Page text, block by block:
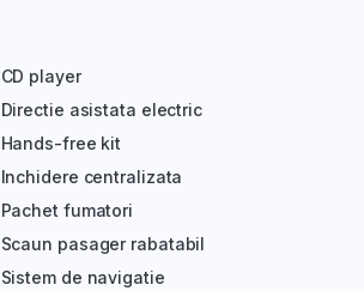
CD player
Directie asistata electric
Hands-free kit
Inchidere centralizata
Pachet fumatori
Scaun pasager rabatabil
Sistem de navigatie